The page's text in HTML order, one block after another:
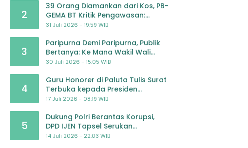
2
39 Orang Diamankan dari Kos, PB-
GEMA BT Kritik Pengawasan:
Jangan Tunggu Masyarakat
31 Juli 2026 - 19:59 WIB
3
Paripurna Demi Paripurna, Publik
Bertanya: Ke Mana Wakil Wali
Kota Padangsidimpuan?
30 Juli 2026 - 15:05 WIB
4
Guru Honorer di Paluta Tulis Surat
Terbuka kepada Presiden
Prabowo, Mohon Keadilan atas
17 Juli 2026 - 08:19 WIB
5
Dukung Polri Berantas Korupsi,
DPD IJEN Tapsel Serukan
Pengawalan Kasus Mantan
14 Juli 2026 - 22:03 WIB